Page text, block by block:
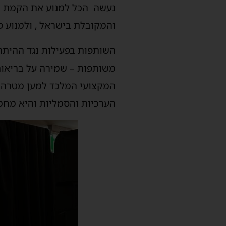
נעשה הכל למנוע את הקמת
והמקובלת בישראל ,
השותפות בפעילות נגד
משותפות – שמירה על
המקצועי המלכד למען
הערכיות והסמליות והיא